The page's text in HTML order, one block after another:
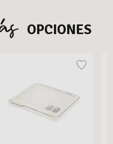
OPCIONES